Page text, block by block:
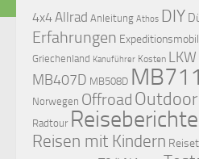
4x4Allrad Anleitung Athos DIY
Erfahrungen Expeditionsmobil
Griechenland Kanuführer Kosten LKW
MB407D MB508D
Norwegen Offroad Outdoor
Radtour Reiseberichte
Reisen mit Kindern